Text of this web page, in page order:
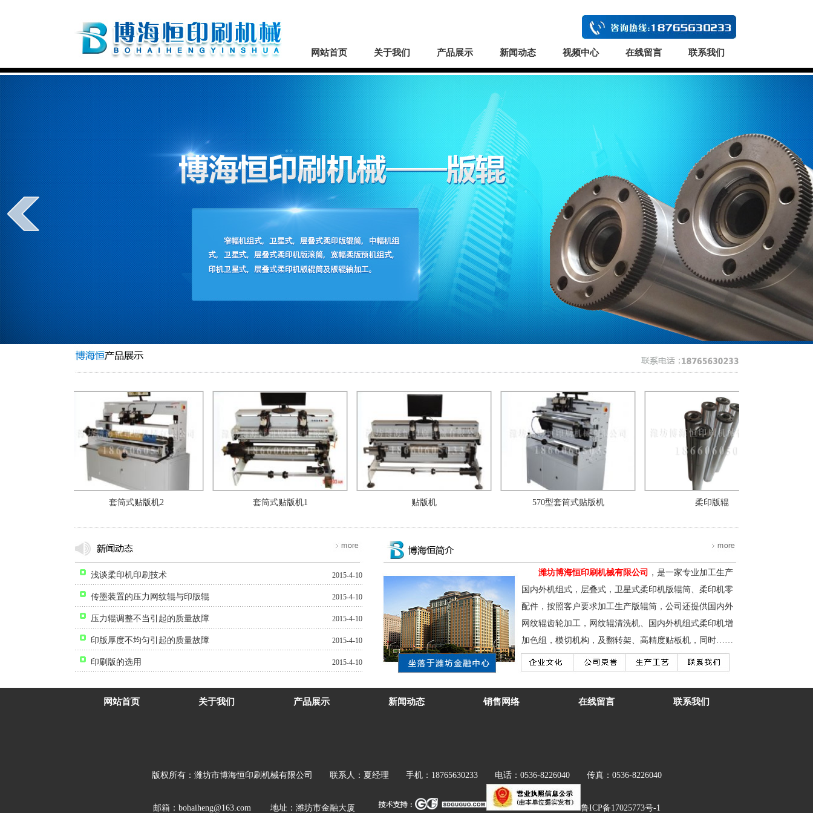
网站首页 关于我们 产品展示 新闻动态 视频中心 在线留言 联系我们
套筒式贴版机2 套筒式贴版机1 570型套筒式贴版机 柔印版辊
浅谈柔印机印刷技术 2015-4-10
传墨装置的压力网纹辊与印版辊 2015-4-10
压力辊调整不当引起的质量故障 2015-4-10
印版厚度不均匀引起的质量故障 2015-4-10
印刷版的选用 2015-4-10
潍坊博海恒印刷机械有限公司
，是一家专业加工生产
国内外机组式，层叠式，卫星式柔印机版辊筒、柔印机零
配件，按照客户要求加工生产版辊筒，公司还提供国内外
网纹辊齿轮加工，网纹辊清洗机、国内外机组式柔印机增
加色组，模切机构，及翻转架、高精度贴板机，同时……
网站首页 关于我们 产品展示 新闻动态 销售网络 在线留言 联系我们
版权所有： 潍坊市博海恒印刷机械有限公司 联系人：夏经理 手机：18765630233 电话：0536-8226040 传真：0536-8226040
邮箱：bohaiheng@163.com 地址：潍坊市金融大厦 鲁ICP备17025773号-1